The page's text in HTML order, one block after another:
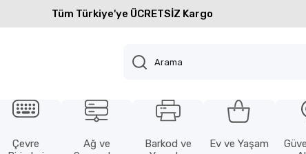
Tüm Türkiye'ye ÜCRETSİZ Kargo
Çevre
Ağ ve
Barkod ve
Ev ve Yaşam